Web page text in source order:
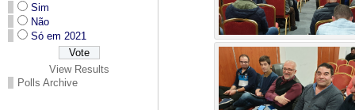
Sim
Não
Só em 2021
View Results
Polls Archive